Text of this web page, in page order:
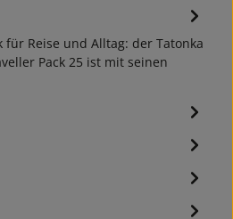
für Reise und Alltag: der Tatonka
Pack 25 ist mit seinen